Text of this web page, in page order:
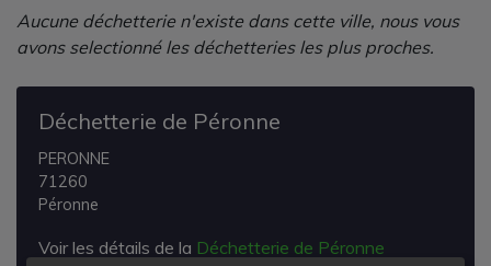
Aucune déchetterie n'existe dans cette ville, nous vous
avons selectionné les déchetteries les plus proches.
Déchetterie de Péronne
PERONNE
71260
Péronne
Voir les détails de la Déchetterie de Péronne